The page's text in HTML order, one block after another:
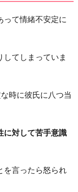
って情緒不安定に
てしまっていま
時に彼氏に八つ当
に対して苦手意識
を言ったら怒られ